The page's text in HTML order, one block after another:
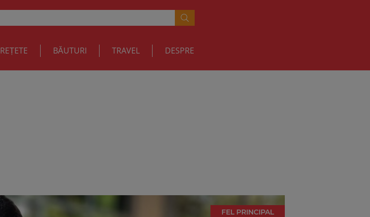
REȚETE BĂUTURI TRAVEL DESPRE
FEL PRINCIPAL